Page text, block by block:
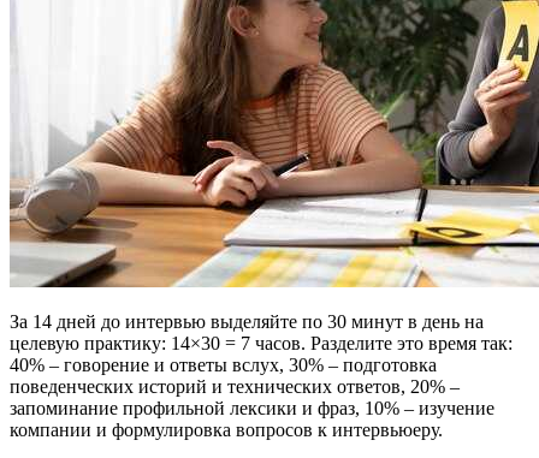
За 14 дней до интервью выделяйте по 30 минут в день на
целевую практику: 14×30 = 7 часов. Разделите это время так:
40% – говорение и ответы вслух, 30% – подготовка
поведенческих историй и технических ответов, 20% –
запоминание профильной лексики и фраз, 10% – изучение
компании и формулировка вопросов к интервьюеру.